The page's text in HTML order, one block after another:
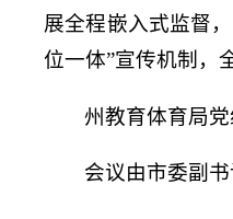
展全程嵌入式监督
位一体”宣传机制，
州教育体育局
会议由市委副